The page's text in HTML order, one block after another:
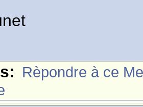
Rèpondre à ce